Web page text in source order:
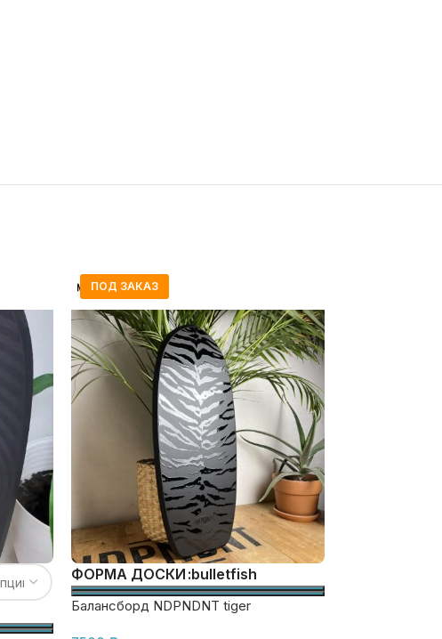
ПОД ЗАКАЗ
ФОРМА ДОСКИ bulletfish
Балансборд NDPNDNT tiger